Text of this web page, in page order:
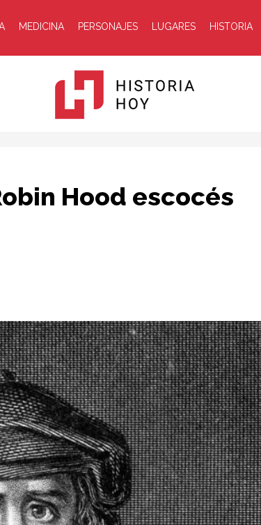
MEDICINA PERSONAJES LUGARES HISTORIA
Hood escocés